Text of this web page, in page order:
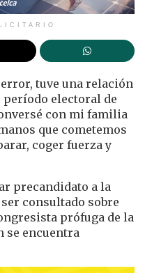
tuve una relación
período electoral de
con mi familia
que cometemos
coger fuerza y
precandidato a la
consultado sobre
prófuga de la
se encuentra